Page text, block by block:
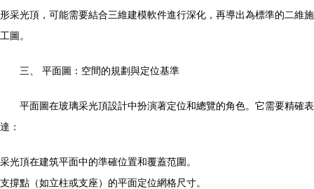
形采光頂，可能需要結合三維建模軟件進行深化，再導出為標準的二維施
工圖。
三、 平面圖：空間的規劃與定位基準
平面圖在玻璃采光頂設計中扮演著定位和總覽的角色。它需要精確表
達：
采光頂在建筑平面中的準確位置和覆蓋范圍。
支撐點（如立柱或支座）的平面定位網格尺寸。